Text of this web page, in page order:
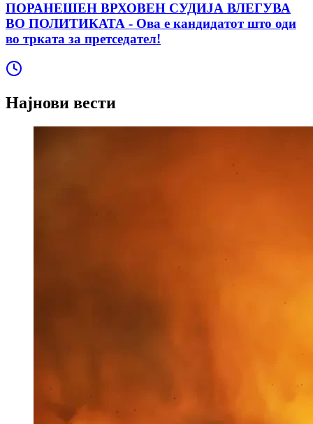
ПОРАНЕШЕН ВРХОВЕН СУДИЈА ВЛЕГУВА
ВО ПОЛИТИКАТА - Ова е кандидатот што оди
во трката за претседател!
Најнови вести